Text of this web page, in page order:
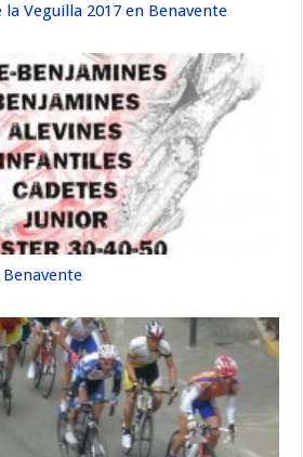
Veguilla 2017 en Benavente